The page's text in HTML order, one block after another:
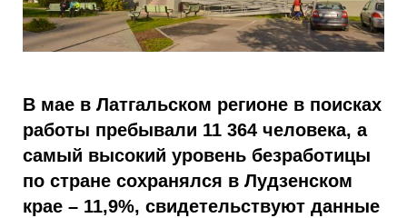
В мае в Латгальском регионе в поисках
работы пребывали 11 364 человека, а
самый высокий уровень безработицы
по стране сохранялся в Лудзенском
крае – 11,9%, свидетельствуют данные